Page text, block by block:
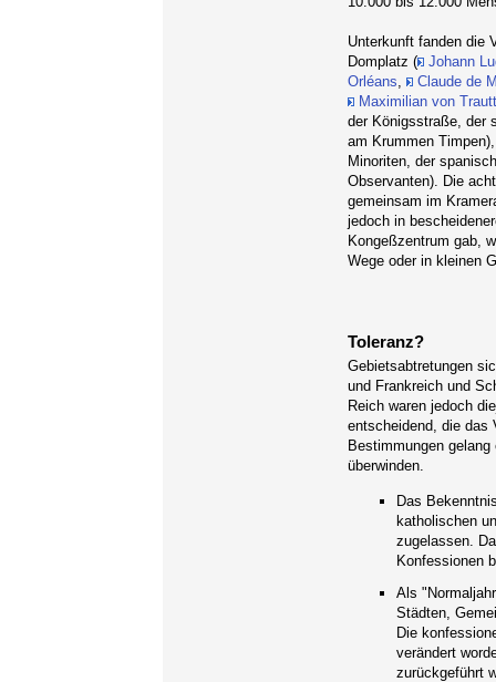
Unterkunft fanden die
Domplatz (
Johann
Orléans,
Claude de
Maximilian von
der Königsstraße, der
am Krummen
Minoriten, der
Observanten). Die
gemeinsam im
jedoch in
Kongeßzentrum gab,
Wege oder in kleinen
Toleranz?
Gebietsabtretungen
und Frankreich und
Reich waren jedoch
entscheidend, die das
Bestimmungen
überwinden.
Das
katholischen
zugelassen.
Konfessionen
Als
Städten,
Die
verändert
zurückgeführt